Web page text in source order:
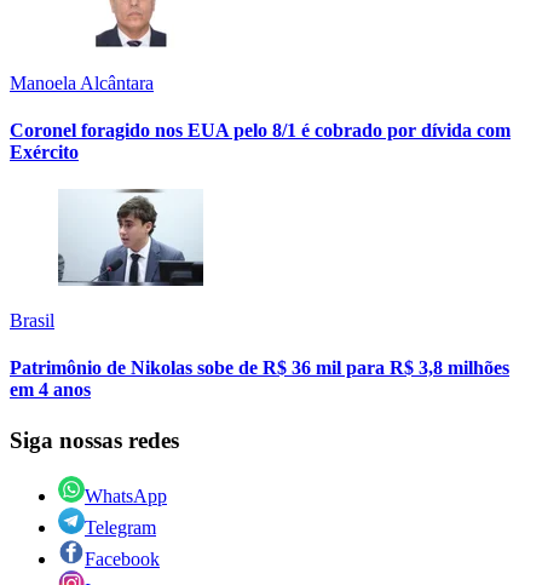
Manoela Alcântara
Coronel foragido nos EUA pelo 8/1 é cobrado por dívida com
Exército
Brasil
Patrimônio de Nikolas sobe de R$ 36 mil para R$ 3,8 milhões
em 4 anos
Siga nossas redes
WhatsApp
Telegram
Facebook